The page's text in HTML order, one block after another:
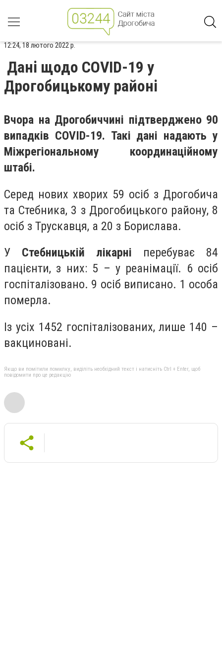
12:24, 18 лютого 2022 р.
Дані щодо COVID-19 у
Дрогобицькому районі
Вчора на Дрогобиччині підтверджено 90
випадків COVID-19. Такі дані надають у
Міжрегіональному координаційному
штабі.
Серед нових хворих 59 осіб з Дрогобича
та Стебника, 3 з Дрогобицького району, 8
осіб з Трускавця, а 20 з Борислава.
У Стебницькій лікарні перебуває 84
пацієнти, з них: 5 – у реанімації. 6 осіб
госпіталізовано. 9 осіб виписано. 1 особа
померла.
Із усіх 1452 госпіталізованих, лише 140 –
вакциновані.
Якщо ви помітили помилку, виділіть необхідний текст і натисніть Ctrl + Enter, щоб
повідомити про це редакцію